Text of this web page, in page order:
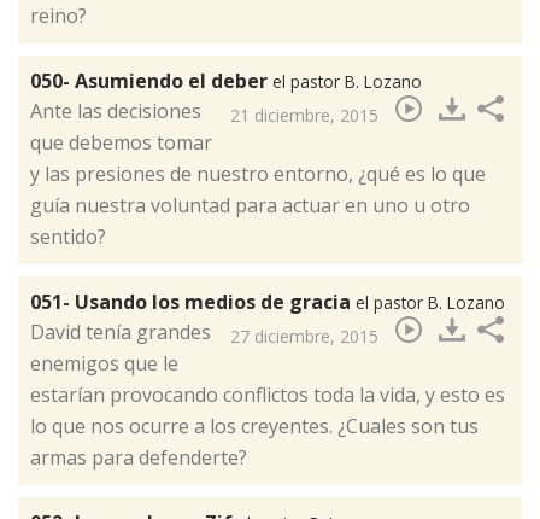
reino?
050- Asumiendo el deber el pastor B. Lozano
21 diciembre, 2015
​Ante las decisiones
que debemos tomar
y las presiones de nuestro entorno, ¿qué es lo que
guía nuestra voluntad para actuar en uno u otro
sentido?
051- Usando los medios de gracia el pastor B. Lozano
27 diciembre, 2015
​David tenía grandes
enemigos que le
estarían provocando conflictos toda la vida, y esto es
lo que nos ocurre a los creyentes. ¿Cuales son tus
armas para defenderte?